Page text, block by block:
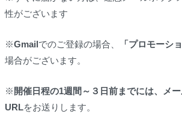
性がございます
※Gmailでのご登録の場合、 「プロモーシ
場合がございます。
※ 開催日程の1週間～３日前までには、メ
URLをお送りします。